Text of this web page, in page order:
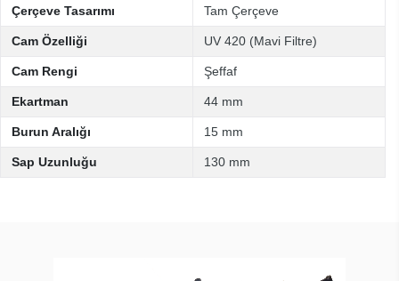
Çerçeve Tasarımı Tam Çerçeve
Cam Özelliği UV 420 (Mavi Filtre)
Cam Rengi Şeffaf
Ekartman 44 mm
Burun Aralığı 15 mm
Sap Uzunluğu 130 mm